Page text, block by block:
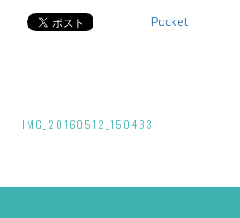
Pocket
投
ナ
IMG_20160512_150433